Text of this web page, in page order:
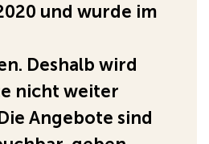
und wurde im
Deshalb wird
nicht weiter
Angebote sind